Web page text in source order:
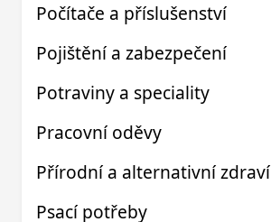
Počítače a příslušenství
Pojištění a zabezpečení
Potraviny a speciality
Pracovní oděvy
Přírodní a alternativní zdraví
Psací potřeby